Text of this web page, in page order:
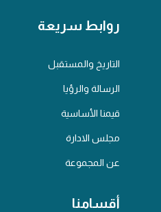
روابط سريعة
التاريخ والمستقبل
الرسالة والرؤيا
قيمنا الأساسية
مجلس الادارة
عن المجموعة
أقسامنا